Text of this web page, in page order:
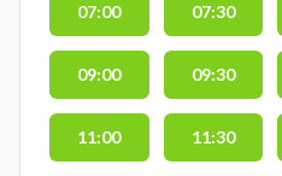
07:00 07:30
09:00 09:30
11:00 11:30